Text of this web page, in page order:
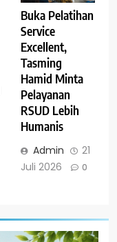
Buka Pelatihan
Service
Excellent,
Tasming
Hamid Minta
Pelayanan
RSUD Lebih
Humanis
Admin
21
Juli 2026
0